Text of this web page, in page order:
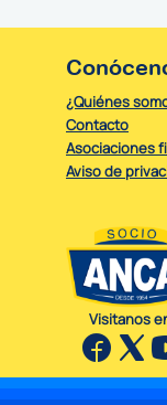
¿Quiénes
Contacto
Asociaciones
Aviso de
Visitanos